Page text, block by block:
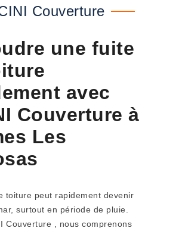
Couverture
une fuite
avec
Couverture à
Les
toiture peut rapidement devenir
surtout en période de pluie.
Couverture , nous comprenons